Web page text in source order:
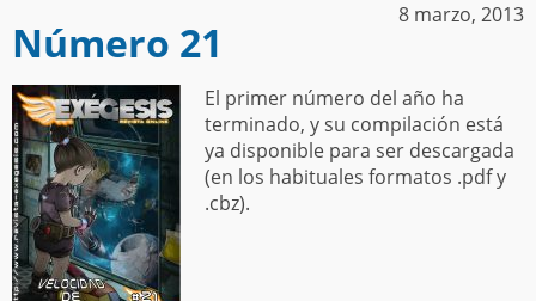
Número 21
8 marzo, 2013
El primer número del año ha
terminado, y su compilación está
ya disponible para ser descargada
(en los habituales formatos .pdf y
.cbz).